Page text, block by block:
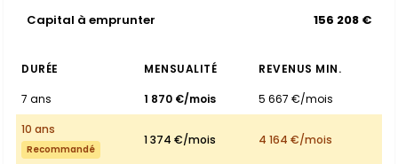
Capital à emprunter 156 208 €
DURÉE MENSUALITÉ
REVENUS MIN.
7 ans
1 870 €/mois
5 667 €/mois
10 ans
Recommandé
1 374 €/mois 4 164 €/mois